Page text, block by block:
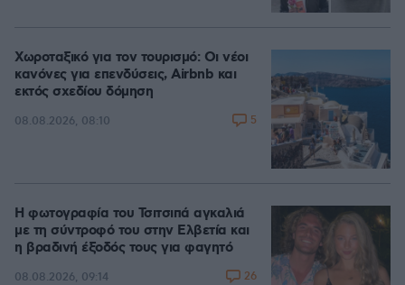
Χωροταξικό για τον τουρισμό: Οι νέοι
κανόνες για επενδύσεις, Airbnb και
εκτός σχεδίου δόμηση
08.08.2026, 08:10 5
Η φωτογραφία του Τσιτσιπά αγκαλιά
με τη σύντροφό του στην Ελβετία και
η βραδινή έξοδός τους για φαγητό
08.08.2026, 09:14 26